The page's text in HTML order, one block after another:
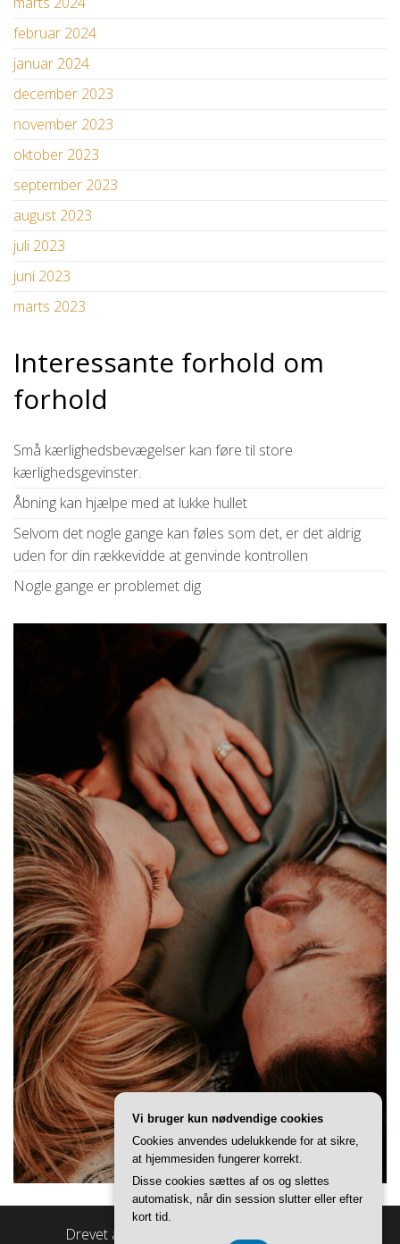
februar 2024
januar 2024
december 2023
november 2023
oktober 2023
september 2023
august 2023
juli 2023
juni 2023
marts 2023
Interessante forhold om
forhold
Små kærlighedsbevægelser kan føre til store
kærlighedsgevinster.
Åbning kan hjælpe med at lukke hullet
Selvom det nogle gange kan føles som det, er det aldrig
uden for din rækkevidde at genvinde kontrollen
Nogle gange er problemet dig
Drevet af
Vi bruger kun nødvendige cookies
Cookies anvendes udelukkende for at sikre,
at hjemmesiden fungerer korrekt.
Disse cookies sættes af os og slettes
automatisk, når din session slutter eller efter
kort tid.